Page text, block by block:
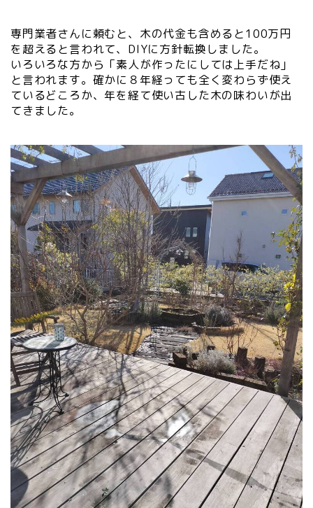
専門業者さんに頼むと、木の代金も含めると100万円
を超えると言われて、DIYに方針転換しました。
いろいろな方から「素人が作ったにしては上手だね」
と言われます。確かに８年経っても全く変わらず使え
ているどころか、年を経て使い古した木の味わいが出
てきました。